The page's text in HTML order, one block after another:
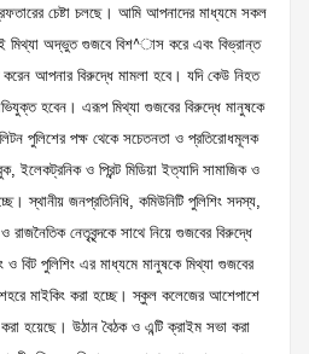
চেষ্টা চলছে। আমি আপনাদের মাধ্যমে সকল
মিথ্যা অদ্ভুত গুজবে বিশ^াস করে এবং বিভ্রান্ত
আপনার বিরুদ্ধে মামলা হবে। যদি কেউ নিহত
হবেন। এরূপ মিথ্যা গুজবের বিরুদ্ধে মানুষকে
পুলিশের পক্ষ থেকে সচেতনতা ও প্রতিরোধমূলক
ও প্রিন্ট মিডিয়া ইত্যাদি সামাজিক ও
স্থানীয় জনপ্রতিনিধি, কমিউনিটি পুলিশিং সদস্য,
নেতৃবৃন্দকে সাথে নিয়ে গুজবের বিরুদ্ধে
ও বিট পুলিশিং এর মাধ্যমে মানুষকে মিথ্যা গুজবের
মাইকিং করা হচ্ছে। স্কুল কলেজের আশেপাশে
হয়েছে। উঠান বৈঠক ও এন্টি ক্রাইম সভা করা